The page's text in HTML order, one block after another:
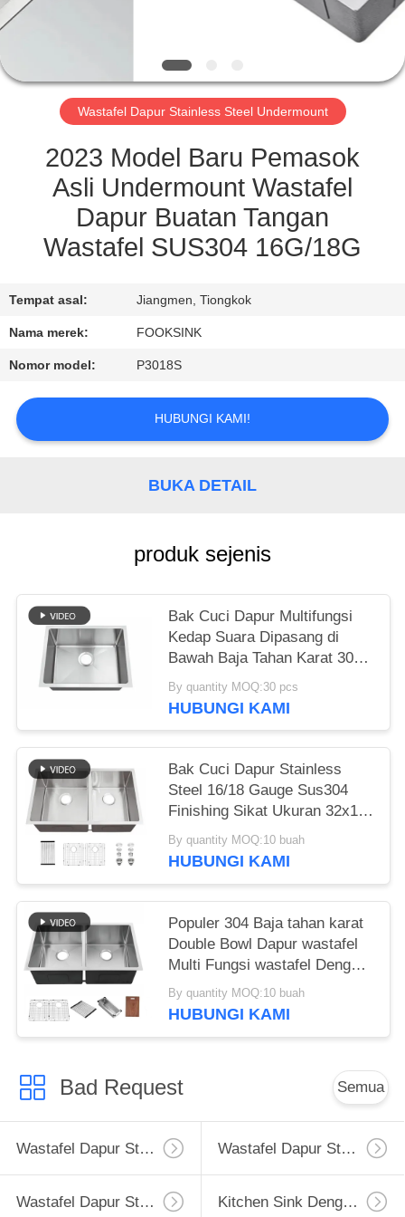
KUALITAS
HUBUNGI
KAMI
PERMINTAAN
PENAWARAN
SITEMAP
PRIVACY
POLICY
Wastafel Dapur Stainless Steel Undermount
2023 Model Baru Pemasok
Asli Undermount Wastafel
Dapur Buatan Tangan
Wastafel SUS304 16G/18G
Tempat asal: Jiangmen, Tiongkok
Nama merek: FOOKSINK
Nomor model: P3018S
HUBUNGI KAMI!
BUKA DETAIL
produk sejenis
Bak Cuci Dapur Multifungsi
Kedap Suara Dipasang di
Bawah Baja Tahan Karat 304
Buatan Tangan Kustom
Mangkuk Tunggal Persegi Bak
By quantity MOQ:30 pcs
HUBUNGI KAMI
Bak Cuci Dapur Stainless
Steel 16/18 Gauge Sus304
Finishing Sikat Ukuran 32x19
inci Bak Ganda untuk Dapur
Hotel
By quantity MOQ:10 buah
HUBUNGI KAMI
Populer 304 Baja tahan karat
Double Bowl Dapur wastafel
Multi Fungsi wastafel Dengan
Aksesoris
By quantity MOQ:10 buah
HUBUNGI KAMI
Bad Request Semua
Wastafel Dapur Stainless Steel Apron Wastafel Dapur Stainless Steel Tingkat Atas
Wastafel Dapur Stainless Steel Undermount Kitchen Sink Dengan Drainboard